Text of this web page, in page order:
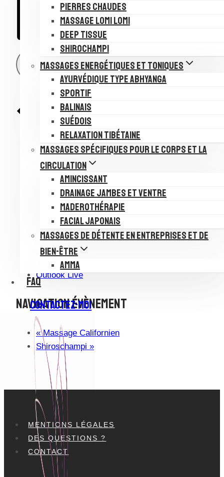
PIERRES CHAUDES
MASSAGE LOMI LOMI
DEEP TISSUE
SHIROCHAMPI
MASSAGES ENERGÉTIQUES ET TONIQUES
AYURVÉDIQUE TYPE ABHYANGA
SPORTIF
BALINAIS
SUÉDOIS
RELAXATION TIBÉTAINE
MASSAGES SPÉCIFIQUES POUR LE CORPS ET LA
CIRCULATION
AMINCISSANT
DRAINAGE JAMBES ET VENTRE
MADEROTHÉRAPIE
FACIAL JAPONAIS
MASSAGES DE DÉTENTE EN ENTREPRISES ET DE
BIEN-ÊTRE
AMMA
FAQ
CONTACTEZ-MOI
AJOUTER AU CALENDRIER
Google Agenda
iCalendar
Outlook 365
Outlook Live
Navigation Évènement
«Massage Californien
Shiroschampi »
MENTIONS LÉGALES
DES QUESTIONS ?
CONTACT